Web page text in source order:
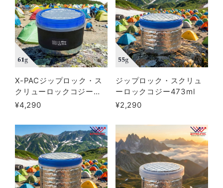
X-PACジップロック・ス
クリューロックコジー
（473ml/クッカー/保温
コジー/登山/カップラーメ
ン）
¥4,290
ジップロック・スクリュ
ーロックコジー473ml
¥2,290